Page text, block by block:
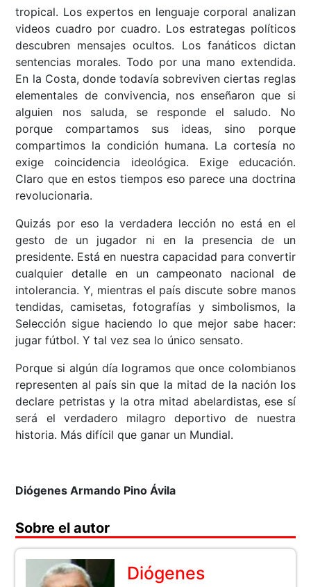
tropical. Los expertos en lenguaje corporal analizan
videos cuadro por cuadro. Los estrategas políticos
descubren mensajes ocultos. Los fanáticos dictan
sentencias morales. Todo por una mano extendida.
En la Costa, donde todavía sobreviven ciertas reglas
elementales de convivencia, nos enseñaron que si
alguien nos saluda, se responde el saludo. No
porque compartamos sus ideas, sino porque
compartimos la condición humana. La cortesía no
exige coincidencia ideológica. Exige educación.
Claro que en estos tiempos eso parece una doctrina
revolucionaria.
Quizás por eso la verdadera lección no está en el
gesto de un jugador ni en la presencia de un
presidente. Está en nuestra capacidad para convertir
cualquier detalle en un campeonato nacional de
intolerancia. Y, mientras el país discute sobre manos
tendidas, camisetas, fotografías y simbolismos, la
Selección sigue haciendo lo que mejor sabe hacer:
jugar fútbol. Y tal vez sea lo único sensato.
Porque si algún día logramos que once colombianos
representen al país sin que la mitad de la nación los
declare petristas y la otra mitad abelardistas, ese sí
será el verdadero milagro deportivo de nuestra
historia. Más difícil que ganar un Mundial.
Diógenes Armando Pino Ávila
Sobre el autor
Diógenes